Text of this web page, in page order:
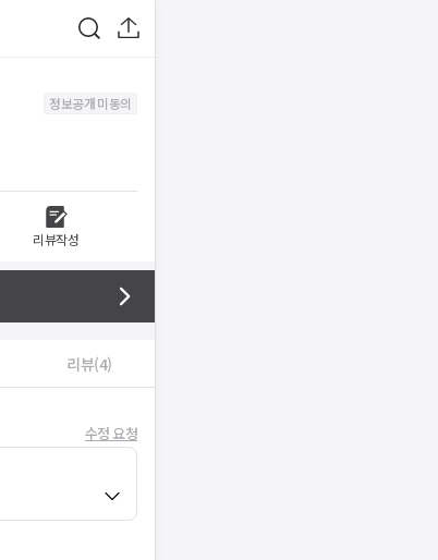
정보공개 미동의
리뷰작성
리뷰(4)
수정 요청